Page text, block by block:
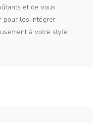
et de vous
pour les intégrer
à votre style